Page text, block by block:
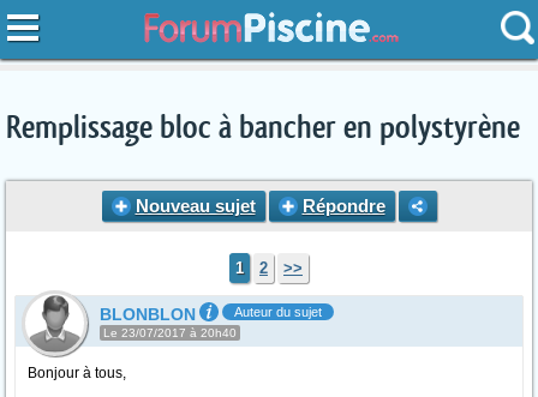
Remplissage bloc à bancher en polystyrène
Nouveau sujet Répondre
1 2 >>
BLONBLON Auteur du sujet
Le 23/07/2017 à 20h40
Bonjour à tous,